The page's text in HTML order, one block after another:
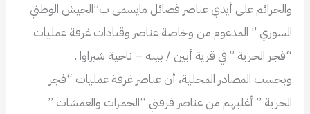
والجرائم على أيدي عناصر فصائل مايسمى ب”الجيش الوطني
السوري ” المدعوم من وخاصة عناصر وقيادات غرفة عمليات
“فجر الحرية ” في قرية أبين / بينه – ناحية شيراوا .
وبحسب المصادر المحلية، أن عناصر غرفة عمليات “فجر
الحرية ” أغلبهم من عناصر فرقتي “الحمزات والعمشات ”